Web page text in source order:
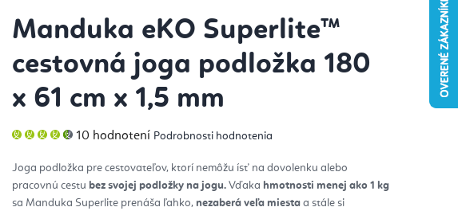
Manduka eKO Superlite™
cestovná joga podložka 180
x 61 cm x 1,5 mm
Priemerné
hodnotenie
4,7
5
hviezdičiek.
10 hodnotení Podrobnosti hodnotenia
Joga podložka pre cestovateľov, ktorí nemôžu ísť na dovolenku alebo
pracovnú cestu bez svojej podložky na jogu. Vďaka hmotnosti menej ako 1 kg
sa Manduka Superlite prenáša ľahko, nezaberá veľa miesta a stále si